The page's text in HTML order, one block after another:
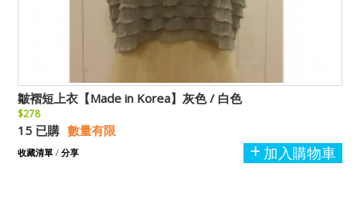
皺褶短上衣【Made in Korea】灰色 / 白色
$278
15 已購 數量有限
加入購物車
收藏清單 / 分享